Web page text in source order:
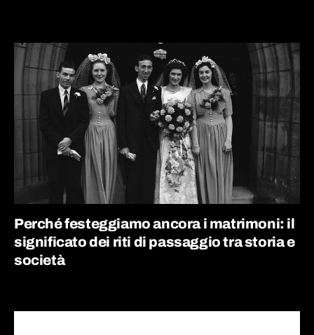
Perché festeggiamo ancora i matrimoni: il
significato dei riti di passaggio tra storia e
società